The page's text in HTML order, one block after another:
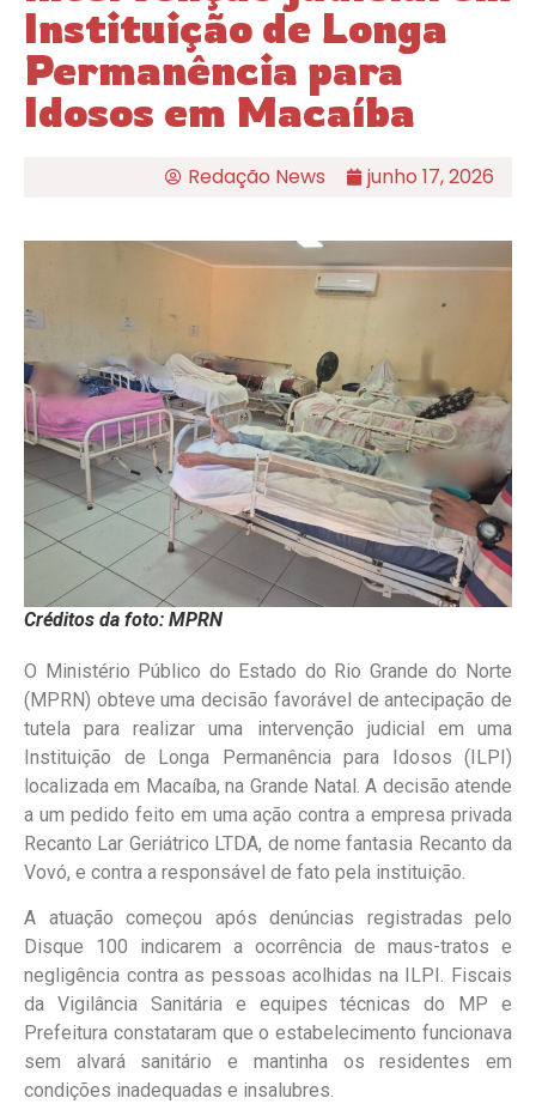
Instituição de Longa
Permanência para
Idosos em Macaíba
Redação News junho 17, 2026
Créditos da foto: MPRN
O Ministério Público do Estado do Rio Grande do Norte
(MPRN) obteve uma decisão favorável de antecipação de
tutela para realizar uma intervenção judicial em uma
Instituição de Longa Permanência para Idosos (ILPI)
localizada em Macaíba, na Grande Natal. A decisão atende
a um pedido feito em uma ação contra a empresa privada
Recanto Lar Geriátrico LTDA, de nome fantasia Recanto da
Vovó, e contra a responsável de fato pela instituição.
A atuação começou após denúncias registradas pelo
Disque 100 indicarem a ocorrência de maus-tratos e
negligência contra as pessoas acolhidas na ILPI. Fiscais
da Vigilância Sanitária e equipes técnicas do MP e
Prefeitura constataram que o estabelecimento funcionava
sem alvará sanitário e mantinha os residentes em
condições inadequadas e insalubres.